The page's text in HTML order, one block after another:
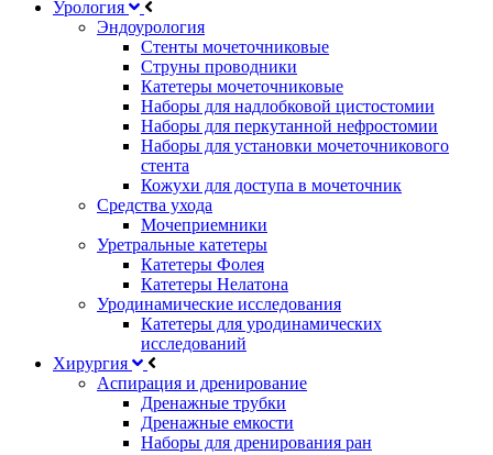
Урология
Эндоурология
Стенты мочеточниковые
Струны проводники
Катетеры мочеточниковые
Наборы для надлобковой цистостомии
Наборы для перкутанной нефростомии
Наборы для установки мочеточникового
стента
Кожухи для доступа в мочеточник
Средства ухода
Мочеприемники
Уретральные катетеры
Катетеры Фолея
Катетеры Нелатона
Уродинамические исследования
Катетеры для уродинамических
исследований
Хирургия
Аспирация и дренирование
Дренажные трубки
Дренажные емкости
Наборы для дренирования ран